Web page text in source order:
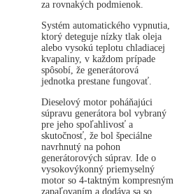
za rovnakých podmienok.
Systém automatického vypnutia,
ktorý deteguje nízky tlak oleja
alebo vysokú teplotu chladiacej
kvapaliny, v každom prípade
spôsobí, že generátorová
jednotka prestane fungovať.
Dieselový motor poháňajúci
súpravu generátora bol vybraný
pre jeho spoľahlivosť a
skutočnosť, že bol špeciálne
navrhnutý na pohon
generátorových súprav. Ide o
vysokovýkonný priemyselný
motor so 4-taktným kompresným
zapaľovaním a dodáva sa so